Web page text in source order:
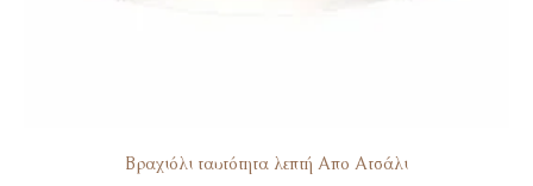
Βραχιόλι ταυτότητα λεπτή Απο Ατσάλι